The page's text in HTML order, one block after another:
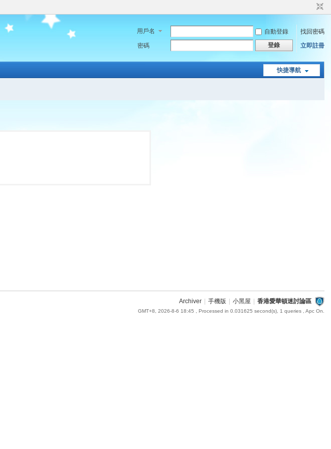
用戶名 自動登錄
找回密碼
密碼
登錄 立即註冊
快捷導航
Archiver 手機版 小黑屋 香港愛華頓迷討論區
GMT+8, 2026-8-6 18:45 , Processed in 0.031625 second(s), 1 queries , Apc On.